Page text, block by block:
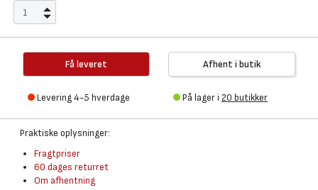
Få leveret
Levering 4-5 hverdage
Afhent i butik
På lager i 20 butikker
Praktiske oplysninger:
Fragtpriser
60 dages returret
Om afhentning